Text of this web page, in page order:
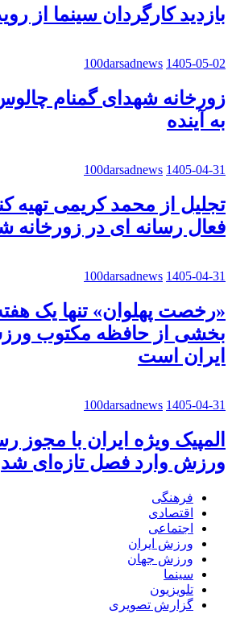
بازدید کارگردان سینما از
100darsadnews 1405-05-02
زورخانه شهدای گمنام
به آینده
100darsadnews 1405-04-31
تجلیل از محمد کریمی تهیه
فعال رسانه ای در زورخانه
100darsadnews 1405-04-31
«رخصت پهلوان» تنها یک
بخشی از حافظه مکتوب
ایران است
100darsadnews 1405-04-31
المپیک ویژه ایران با
ورزش وارد فصل تازه‌ای شد
فرهنگی
اقتصادی
اجتماعی
ورزش ایران
ورزش جهان
سینما
تلویزیون
گزارش تصویری